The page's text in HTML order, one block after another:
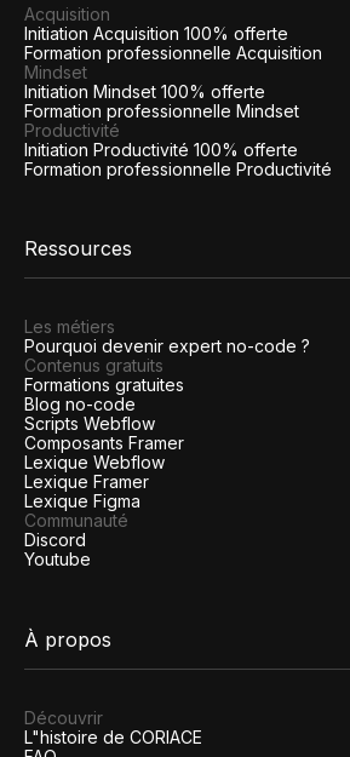
Acquisition
Initiation Acquisition 100% offerte
Formation professionnelle Acquisition
Mindset
Initiation Mindset 100% offerte
Formation professionnelle Mindset
Productivité
Initiation Productivité 100% offerte
Formation professionnelle Productivité
Ressources
Les métiers
Pourquoi devenir expert no-code ?
Contenus gratuits
Formations gratuites
Blog no-code
Scripts Webflow
Composants Framer
Lexique Webflow
Lexique Framer
Lexique Figma
Communauté
Discord
Youtube
À propos
Découvrir
L"histoire de CORIACE